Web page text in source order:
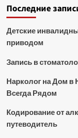
Последние
Детские
приводом
Запись в
Нарколог на Дом в
Всегда Рядом
Кодирование от
путеводитель